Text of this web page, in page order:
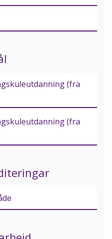
(fra
(fra